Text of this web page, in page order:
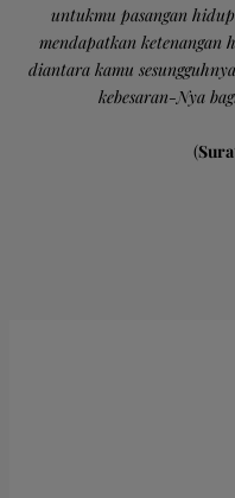
untukmu pasangan
mendapatkan
diantara kamu
kebesaran-Nya
(